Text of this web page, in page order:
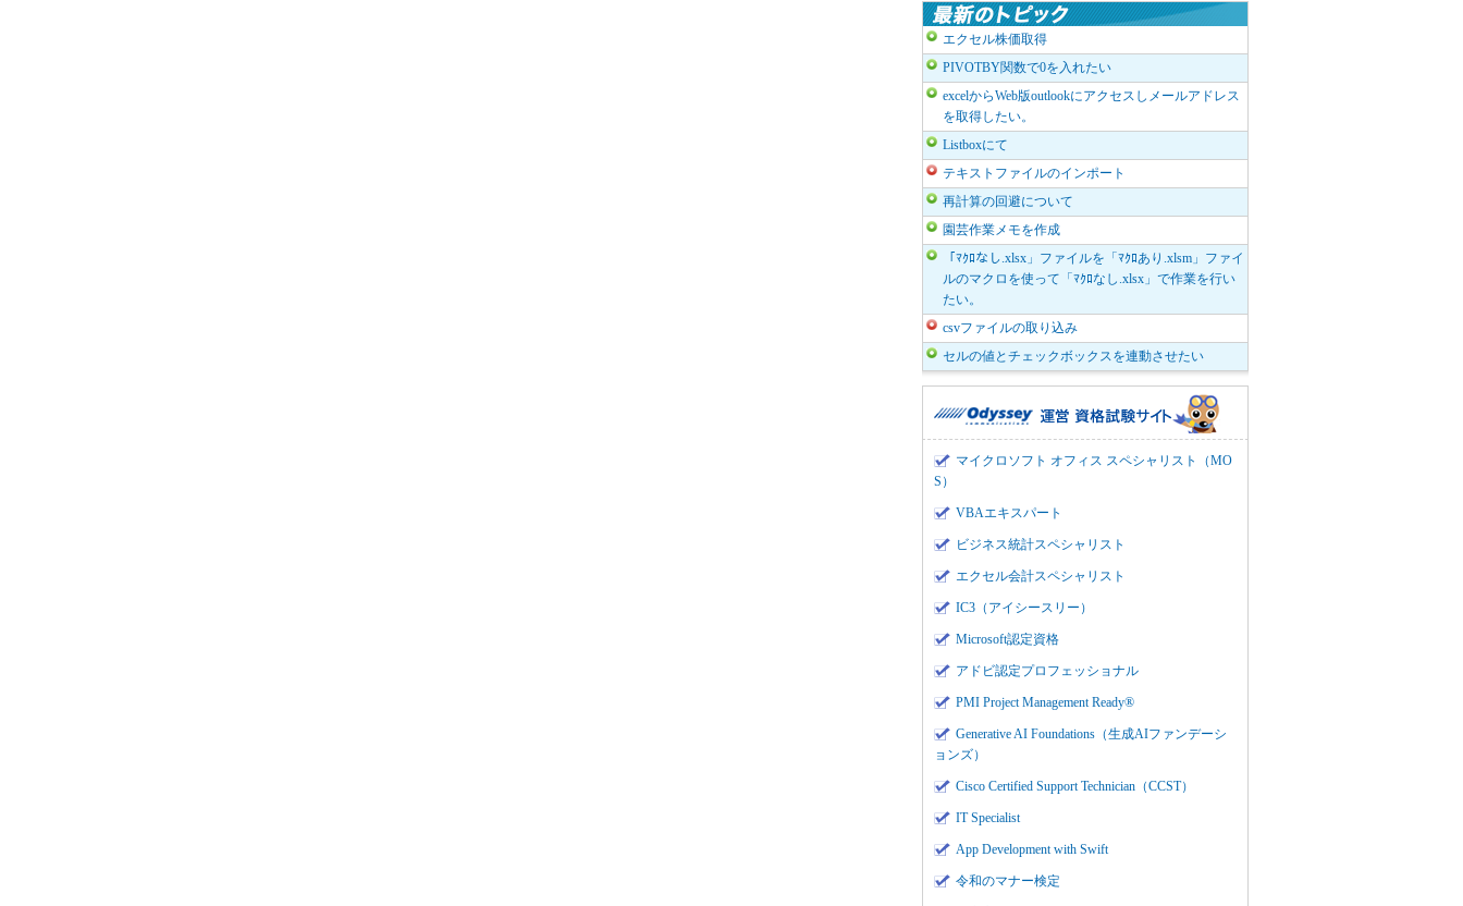
エクセル株価取得
PIVOTBY関数で0を入れたい
excelからWeb版outlookにアクセスしメールアドレス
を取得したい。
Listboxにて
テキストファイルのインポート
再計算の回避について
園芸作業メモを作成
「ﾏｸﾛなし.xlsx」ファイルを「ﾏｸﾛあり.xlsm」ファイ
ルのマクロを使って「ﾏｸﾛなし.xlsx」で作業を行い
たい。
csvファイルの取り込み
セルの値とチェックボックスを連動させたい
マイクロソフト オフィス スペシャリスト（MO
S）
VBAエキスパート
ビジネス統計スペシャリスト
エクセル会計スペシャリスト
IC3（アイシースリー）
Microsoft認定資格
アドビ認定プロフェッショナル
PMI Project Management Ready®
Generative AI Foundations（生成AIファンデーシ
ョンズ）
Cisco Certified Support Technician（CCST）
IT Specialist
App Development with Swift
令和のマナー検定